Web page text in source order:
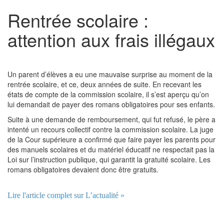
Rentrée scolaire :
attention aux frais illégaux
Un parent d’élèves a eu une mauvaise surprise au moment de la
rentrée scolaire, et ce, deux années de suite. En recevant les
états de compte de la commission scolaire, il s’est aperçu qu’on
lui demandait de payer des romans obligatoires pour ses enfants.
Suite à une demande de remboursement, qui fut refusé, le père a
intenté un recours collectif contre la commission scolaire. La juge
de la Cour supérieure a confirmé que faire payer les parents pour
des manuels scolaires et du matériel éducatif ne respectait pas la
Loi sur l’instruction publique, qui garantit la gratuité scolaire. Les
romans obligatoires devaient donc être gratuits.
Lire l'article complet sur L’actualité »